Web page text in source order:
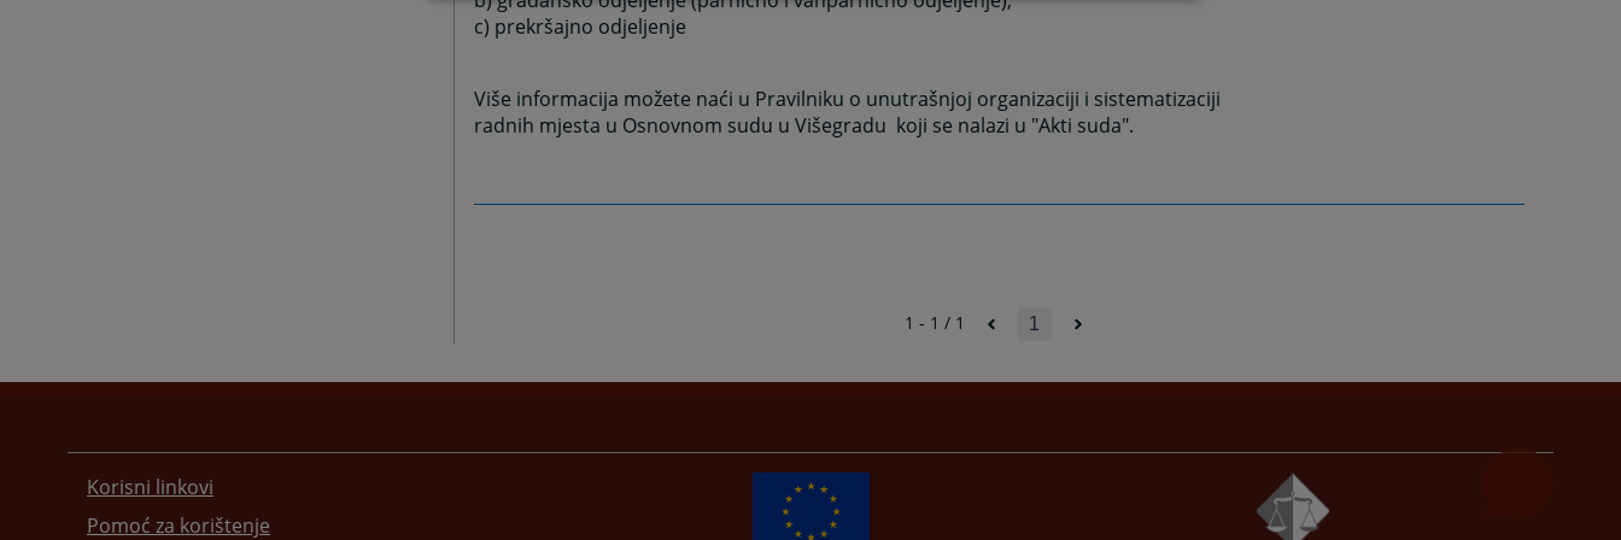
c) prekršajno odjeljenje
Više informacija možete naći u Pravilniku o unutrašnjoj organizaciji i sistematizaciji
radnih mjesta u Osnovnom sudu u Višegradu koji se nalazi u "Akti suda".
1 - 1 / 1 1
Korisni linkovi
Pomoć za korištenje